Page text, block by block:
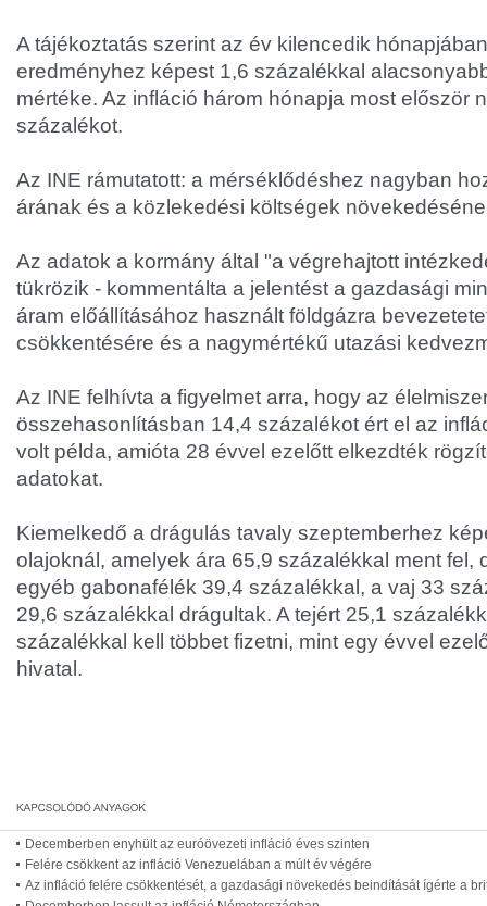
A tájékoztatás szerint az év kilencedik
eredményhez képest 1,6 százalékkal
mértéke. Az infláció három hónapja most először
százalékot.
Az INE rámutatott: a mérséklődéshez nagyban
árának és a közlekedési költségek
Az adatok a kormány által "a végrehajtott
tükrözik - kommentálta a jelentést a gazdasági
áram előállításához használt földgázra
csökkentésére és a nagymértékű utazási
Az INE felhívta a figyelmet arra, hogy az
összehasonlításban 14,4 százalékot ért el az
volt példa, amióta 28 évvel ezelőtt elkezdték
adatokat.
Kiemelkedő a drágulás tavaly szeptemberhez
olajoknál, amelyek ára 65,9 százalékkal ment fel,
egyéb gabonafélék 39,4 százalékkal, a vaj 33
29,6 százalékkal drágultak. A tejért 25,1
százalékkal kell többet fizetni, mint egy évvel
hivatal.
Decemberben enyhült az euróövezeti infláció éves szinten
Felére csökkent az infláció Venezuelában a múlt év végére
Az infláció felére csökkentését, a gazdasági növekedés beindítását ígérte a